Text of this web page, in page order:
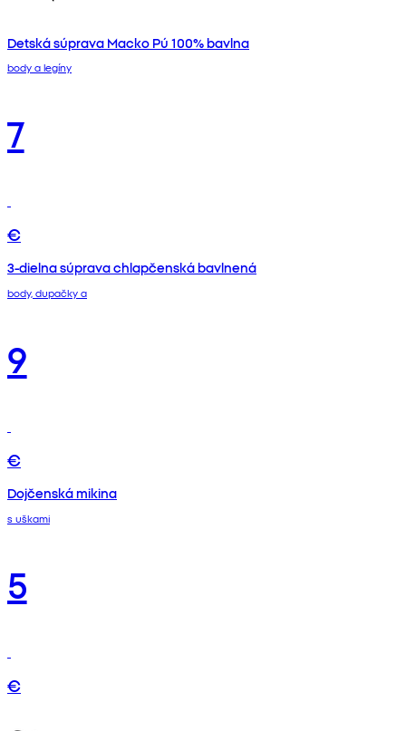
Detská súprava Macko Pú 100% bavlna
body a legíny
7
€
3-dielna súprava chlapčenská bavlnená
body, dupačky a
9
€
Dojčenská mikina
s uškami
5
€